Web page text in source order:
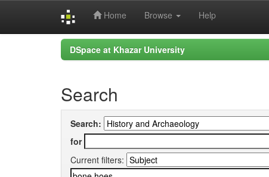
Home Browse Help
DSpace at Khazar University
Search
Search:
for
Current filters: